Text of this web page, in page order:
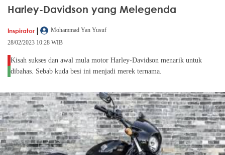
Harley-Davidson yang Melegenda
Inspirator |
Mohammad Yan Yusuf
28/02/2023 10:28 WIB
Kisah sukses dan awal mula motor Harley-Davidson menarik untuk
dibahas. Sebab kuda besi ini menjadi merek ternama.